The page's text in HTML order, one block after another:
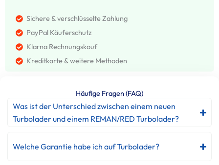
Sichere & verschlüsselte Zahlung
PayPal Käuferschutz
Klarna Rechnungskouf
Kreditkarte & weitere Methoden
Häufige Fragen (FAQ)
Was ist der Unterschied zwischen einem neuen
Turbolader und einem REMAN/RED Turbolader?
Welche Garantie habe ich auf Turbolader?